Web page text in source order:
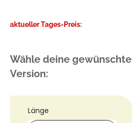
aktueller Tages-Preis:
Wähle deine gewünschte
Version:
Länge